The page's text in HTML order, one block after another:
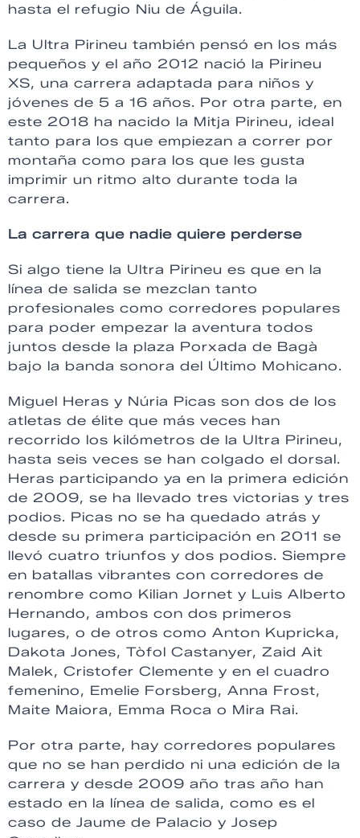
hasta el refugio Niu de Águila.
La Ultra Pirineu también pensó en los más
pequeños y el año 2012 nació la Pirineu
XS, una carrera adaptada para niños y
jóvenes de 5 a 16 años. Por otra parte, en
este 2018 ha nacido la Mitja Pirineu, ideal
tanto para los que empiezan a correr por
montaña como para los que les gusta
imprimir un ritmo alto durante toda la
carrera.
La carrera que nadie quiere perderse
Si algo tiene la Ultra Pirineu es que en la
línea de salida se mezclan tanto
profesionales como corredores populares
para poder empezar la aventura todos
juntos desde la plaza Porxada de Bagà
bajo la banda sonora del Último Mohicano.
Miguel Heras y Núria Picas son dos de los
atletas de élite que más veces han
recorrido los kilómetros de la Ultra Pirineu,
hasta seis veces se han colgado el dorsal.
Heras participando ya en la primera edición
de 2009, se ha llevado tres victorias y tres
podios. Picas no se ha quedado atrás y
desde su primera participación en 2011 se
llevó cuatro triunfos y dos podios. Siempre
en batallas vibrantes con corredores de
renombre como Kilian Jornet y Luis Alberto
Hernando, ambos con dos primeros
lugares, o de otros como Anton Kupricka,
Dakota Jones, Tòfol Castanyer, Zaid Ait
Malek, Cristofer Clemente y en el cuadro
femenino, Emelie Forsberg, Anna Frost,
Maite Maiora, Emma Roca o Mira Rai.
Por otra parte, hay corredores populares
que no se han perdido ni una edición de la
carrera y desde 2009 año tras año han
estado en la línea de salida, como es el
caso de Jaume de Palacio y Josep